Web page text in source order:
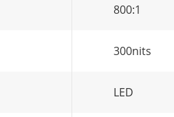
800:1
300nits
LED